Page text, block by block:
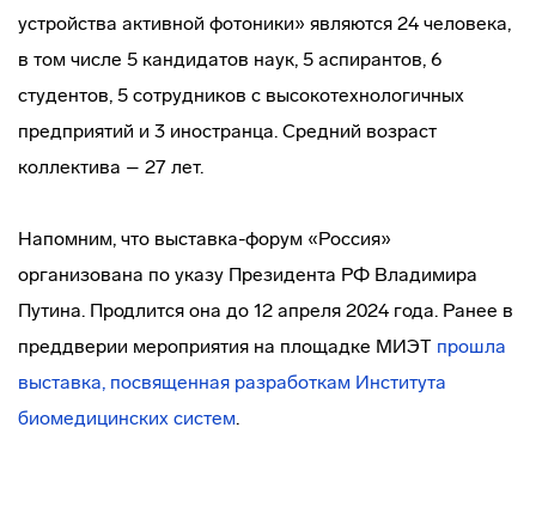
устройства активной фотоники» являются 24 человека,
в том числе 5 кандидатов наук, 5 аспирантов, 6
студентов, 5 сотрудников с высокотехнологичных
предприятий и 3 иностранца. Средний возраст
коллектива – 27 лет.
Напомним, что выставка-форум «Россия»
организована по указу Президента РФ Владимира
Путина. Продлится она до 12 апреля 2024 года. Ранее в
преддверии мероприятия на площадке МИЭТ прошла
выставка, посвященная разработкам Института
биомедицинских систем.